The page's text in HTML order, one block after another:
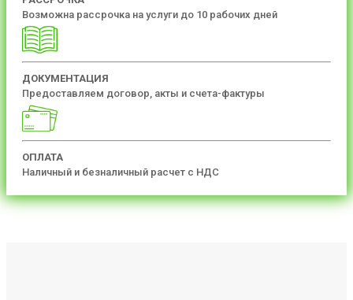
Возможна рассрочка на услуги до 10 рабочих дней
ДОКУМЕНТАЦИЯ
Предоставляем договор, акты и счета-фактуры
ОПЛАТА
Наличный и безналичный расчет с НДС